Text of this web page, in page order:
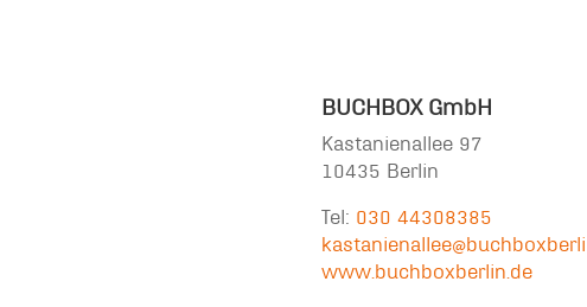
BUCHBOX GmbH
Kastanienallee 97
10435 Berlin
Tel: 030 44308385
www.buchboxberlin.de